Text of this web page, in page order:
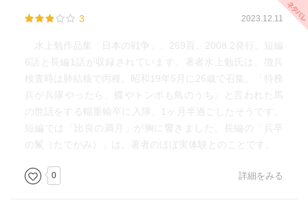
3 2023.12.11
水上勉作品集「日本の戦争」、269頁、2008.2発行。短編
6話と長編1話が収録されています。著者水上勉氏は、徴兵
検査時は肺結核で丙種。昭和19年5月に26歳で召集。「特務
兵が兵隊やったら、蝶やトンボも鳥のうち」と言われた馬
の世話をする輜重輸卒に入隊、1ヶ月半過ごしたそうです。
短編では「比良の満月」が胸に響きました。長編の「兵卒
の鬣（たてがみ）」は、著者のほぼ実体験とのことです。
0 詳細をみる